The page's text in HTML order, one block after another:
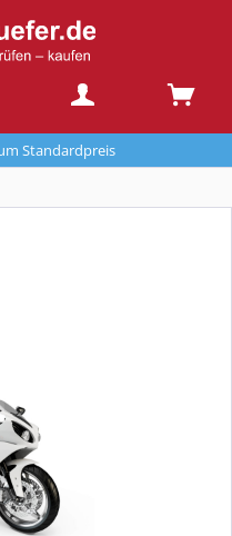
Standardpreis